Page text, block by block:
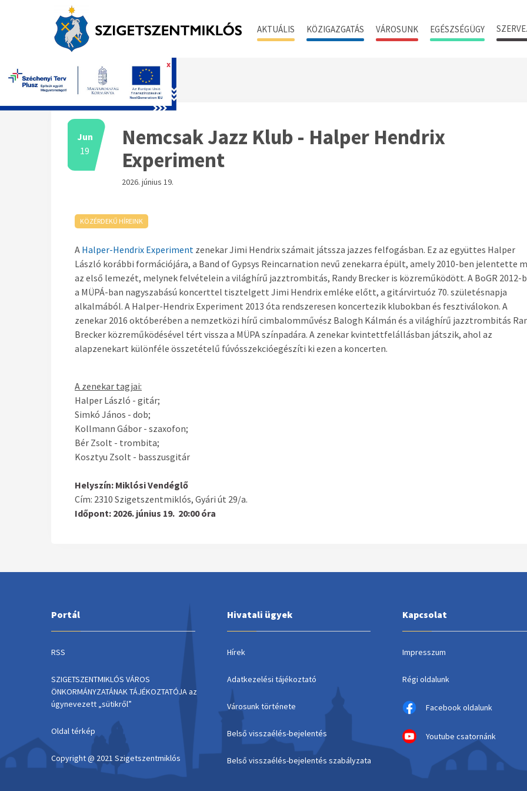
AKTUÁLIS KÖZIGAZGATÁS VÁROSUNK EGÉSZSÉGÜGY
x
Főoldal
Jun
19
Nemcsak Jazz Klub - Halper Hendrix
Experiment
2026. június 19.
KÖZÉRDEKŰ HÍREINK
A Halper-Hendrix Experiment zenekar Jimi Hendrix számait játssza jazzes felfogásban. Ez az együttes Halper
László korábbi formációjára, a Band of Gypsys Reincarnation nevű zenekarra épült, amely 2010-ben jelentette
az első lemezét, melynek felvételein a világhírű jazztrombitás, Randy Brecker is közreműködött. A BoGR 2012-
a MÜPÁ-ban nagyszabású koncerttel tisztelgett Jimi Hendrix emléke előtt, a gitárvirtuóz 70. születésnapja
alkalmából. A Halper-Hendrix Experiment 2013 óta rendszeresen koncertezik klubokban és fesztiválokon. A
zenekar 2016 októberében a nemzetközi hírű cimbalomművész Balogh Kálmán és a világhírű jazztrombitás
Brecker közreműködésével tért vissza a MÜPA színpadára. A zenekar kvintettfelállásban játszik, ahol az
alapzenekart különféle összetételű fúvósszekcióegészíti ki ezen a koncerten.
A zenekar tagjai:
Halper László - gitár;
Simkó János - dob;
Kollmann Gábor - szaxofon;
Bér Zsolt - trombita;
Kosztyu Zsolt - basszusgitár
Helyszín: Miklósi Vendéglő
Cím: 2310 Szigetszentmiklós, Gyári út 29/a.
Időpont: 2026. június 19. 20:00 óra
Portál
RSS
SZIGETSZENTMIKLÓS VÁROS
ÖNKORMÁNYZATÁNAK TÁJÉKOZTATÓJA az
úgynevezett „sütikről”
Oldal térkép
Copyright @ 2021 Szigetszentmiklós
Hivatali ügyek
Hírek
Adatkezelési tájékoztató
Városunk története
Belső visszaélés-bejelentés
Belső visszaélés-bejelentés szabályzata
Kapcsolat
Impresszum
Régi oldalunk
Facebook oldalunk
Youtube csatornánk